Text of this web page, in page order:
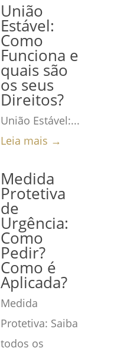
União
Estável:
Como
Funciona e
quais são
os seus
Direitos?
União Estável:...
Leia mais →
Medida
Protetiva
de
Urgência:
Como
Pedir?
Como é
Aplicada?
Medida
Protetiva: Saiba
todos os